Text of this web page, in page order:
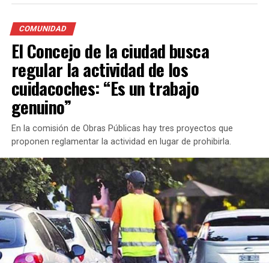
Además, informó que el último aumento de la tarifa fue
en el mes de septiembre y actualmente la bajada de
bandera en horario diurno es de $239,20 mientras que la
tarifa nocturna, fines de semana y feriados cuesta entre
$279,60 y $290,40.
COMUNIDAD
El Concejo de la ciudad busca
regular la actividad de los
cuidacoches: “Es un trabajo
genuino”
En la comisión de Obras Públicas hay tres proyectos que
proponen reglamentar la actividad en lugar de prohibirla.